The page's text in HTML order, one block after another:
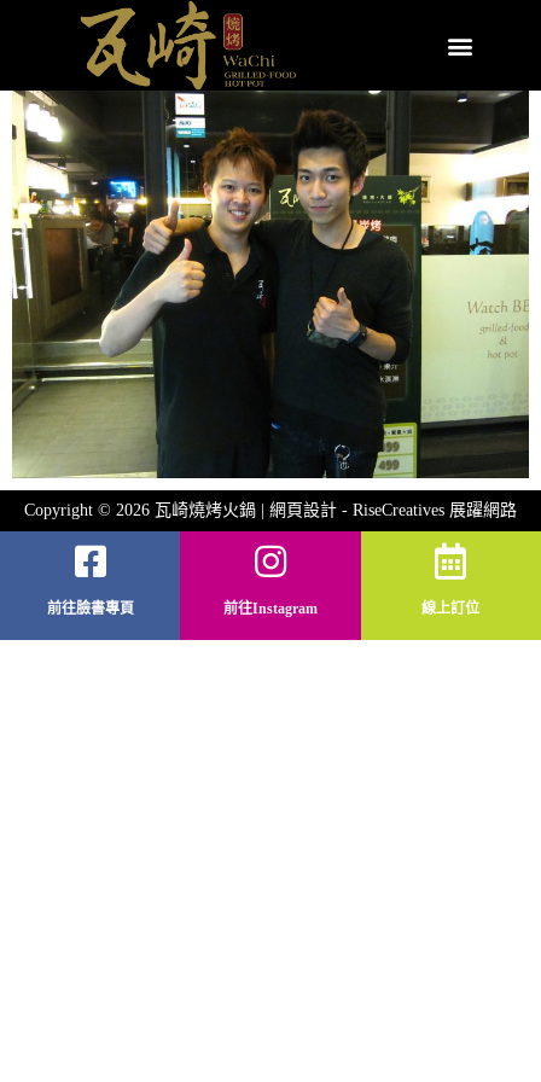
Copyright © 2026 瓦崎燒烤火鍋 | 網頁設計 - RiseCreatives 展躍網路
前往臉書專頁 前往Instagram 線上訂位